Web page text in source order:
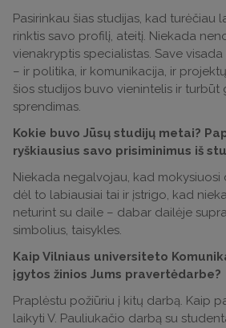
Pasirinkau šias studijas, kad turėčiau
rinktis savo profilį, ateitį. Niekada
vienakryptis specialistas. Save
– ir politika, ir komunikacija, ir
šios studijos buvo vienintelis ir turbūt
sprendimas.
Kokie buvo Jūsų studijų metai?
ryškiausius savo prisiminimus iš
Niekada negalvojau, kad mokysiuosi
dėl to labiausiai tai ir įstrigo, kad
neturint su daile – dabar dailėje
simbolius, taisykles.
Kaip Vilniaus universiteto
įgytos žinios Jums pravertėdarbe?
Praplėstu požiūriu į kitų darbą. Kaip
laikyti V. Pauliukačio darbą su